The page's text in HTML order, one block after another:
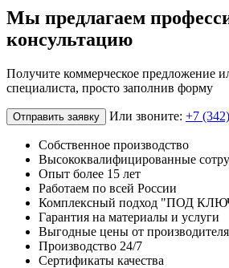
Мы предлагаем
консультацию
Получите коммерческое предложение
специалиста, просто заполнив форму
Отправить заявку Или звоните: +7
Собственное производство
Высококвалифицированные
Опыт более 15 лет
Работаем по всей России
Комплексный подход "ПОД
Гарантия на материалы и услуги
Выгодные цены от производителя
Производство 24/7
Сертификаты качества